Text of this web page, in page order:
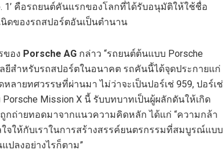
1’ คือรถยนต์คันแรกของโลกที่ได้รับอนุมัติให้ใช้ชื่อ
นิดของรถสปอร์ตอันเป็นตำนาน
ของ Porsche AG กล่าว “รถยนต์ต้นแบบ Porsche
ยีสำหรับรถสปอร์ตในอนาคต รถคันนี้ได้จุดประกายแก่
ายทศวรรษที่ผ่านมา ไม่ว่าจะเป็นปอร์เช่ 959, ปอร์เช่
Mission X นี้ รับบทบาทเป็นผู้ผลักดันให้เกิด
ถ่ายทอดมาจากแนวความคิดหลัก ได้แก่ “ความกล้า
ใจให้กับเราในการสร้างสรรค์ยนตรกรรมที่สมบูรณ์แบบ
ปลงอย่างไรก็ตาม”